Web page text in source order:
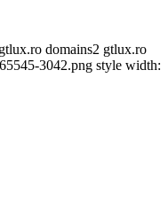
domains2 gtlux.ro
3042.png style width: